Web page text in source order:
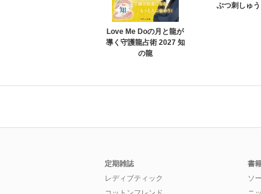
Love Me Doの月と龍が
導く守護龍占術 2027 知
の龍
ぶつ刺しゅう
定期雑誌
レディブティック
書
ソ